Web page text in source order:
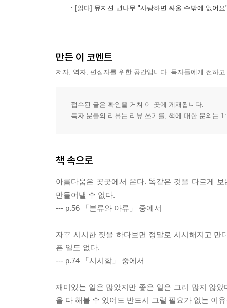
[읽다] 뮤지션 권나무 "사랑하면 싸울 수밖에 없어요
만든 이 코멘트
저자, 역자, 편집자를 위한 공간입니다. 독자들에게 전하
접수된 글은 확인을 거쳐 이 곳에 게재됩니다.
독자 분들의 리뷰는 리뷰 쓰기를, 책에 대한 문의는
책 속으로
아름다움은 곳곳에서 온다. 똑같은 것을 다르게
만들어낼 수 없다.
--- p.56 「본류와 아류」 중에서
자꾸 시시한 짓을 하다보면 정말로 시시해지고
픈 일도 없다.
--- p.74 「시시함」 중에서
재미있는 일은 많았지만 좋은 일은 그리 많지 않
을 다 해볼 수 있어도 반드시 그럴 필요가 없는 이